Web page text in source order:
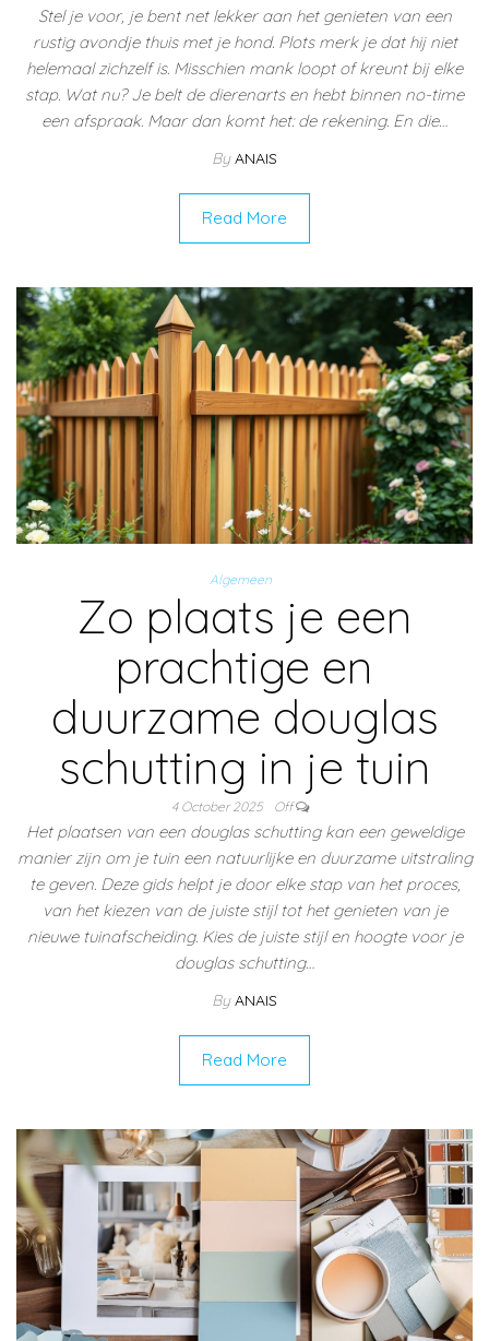
Stel je voor, je bent net lekker aan het genieten van een
rustig avondje thuis met je hond. Plots merk je dat hij niet
helemaal zichzelf is. Misschien mank loopt of kreunt bij elke
stap. Wat nu? Je belt de dierenarts en hebt binnen no-time
een afspraak. Maar dan komt het: de rekening. En die…
By ANAIS
Read More
Algemeen
Zo plaats je een
prachtige en
duurzame douglas
schutting in je tuin
4 October 2025 Off
Het plaatsen van een douglas schutting kan een geweldige
manier zijn om je tuin een natuurlijke en duurzame uitstraling
te geven. Deze gids helpt je door elke stap van het proces,
van het kiezen van de juiste stijl tot het genieten van je
nieuwe tuinafscheiding. Kies de juiste stijl en hoogte voor je
douglas schutting…
By ANAIS
Read More